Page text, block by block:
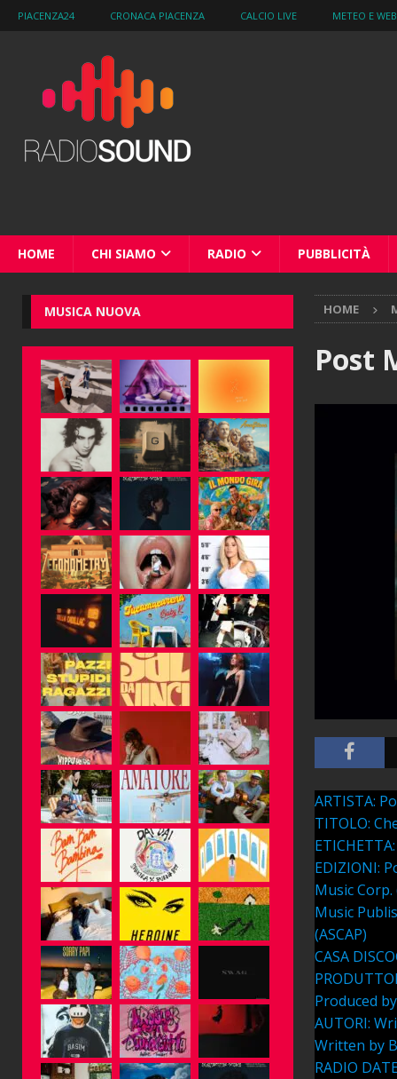
PIACENZA24 CRONACA PIACENZA CALCIO LIVE METEO E
HOME CHI SIAMO RADIO PUBBLICITÀ
HOME
Post
ARTISTA:
TITOLO:
EDIZIONI:
Music
Music
(ASCAP)
CASA
Produced
AUTORI:
Written by
RADIO
MUSICA NUOVA